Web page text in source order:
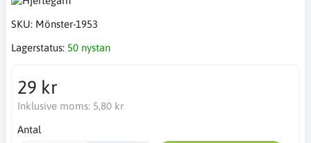
SKU: Mönster-1953
Lagerstatus: 50 nystan
29 kr
Inklusive moms: 5,80 kr
Antal